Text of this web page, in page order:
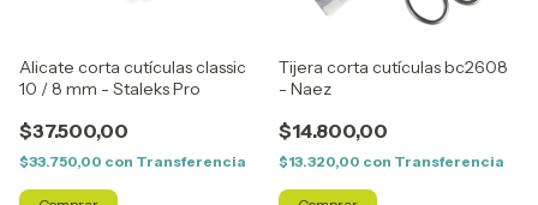
Alicate corta cutículas classic
10 / 8 mm - Staleks Pro
$37.500,00
$33.750,00 con Transferencia
Tijera corta cutículas bc2608
- Naez
$14.800,00
$13.320,00 con Transferencia